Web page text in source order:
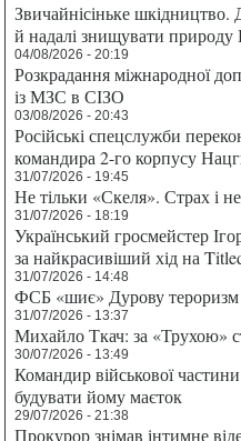
Звичайнісіньке
й надалі знищувати природу
04/08/2026 - 20:19
Розкрадання міжнародної
із МЗС в СІЗО
03/08/2026 - 20:43
Російські спецслужби
командира 2-го корпусу
31/07/2026 - 19:45
Не тільки «Скеля». Страх і
31/07/2026 - 18:19
Український гросмейстер
за найкрасивіший хід на
31/07/2026 - 14:48
ФСБ «шиє» Дурову тероризм
31/07/2026 - 13:37
Михайло Ткач: за «Трухою»
30/07/2026 - 13:49
Командир військової
будувати йому маєток
29/07/2026 - 21:38
Прокурор знімав інтимне